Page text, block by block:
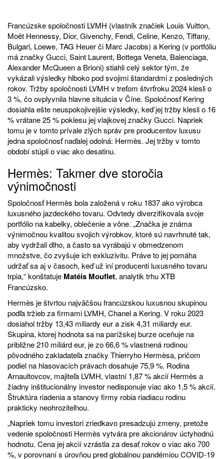
Francúzske spoločnosti LVMH (vlastník značiek Louis Vuitton,
Moët Hennessy, Dior, Givenchy, Fendi, Celine, Kenzo, Tiffany,
Bulgari, Loewe, TAG Heuer či Marc Jacobs) a Kering (v portfóliu
má značky Gucci, Saint Laurent, Bottega Veneta, Balenciaga,
Alexander McQueen a Brioni) stiahli celý sektor tým, že
vykázali výsledky hlboko pod svojimi štandardmi z posledných
rokov. Tržby spoločnosti LVMH v treťom štvrťroku 2024 klesli o
3 %, čo ovplyvnila hlavne situácia v Číne. Spoločnosť Kering
dosiahla ešte neuspokojivejšie výsledky, keď jej tržby klesli o 16
% vrátane 25 % poklesu jej vlajkovej značky Gucci. Napriek
tomu je v tomto prívale zlých správ pre producentov luxusu
jedna spoločnosť naďalej odolná: Hermès. Jej tržby v tomto
období stúpli o viac ako desatinu.
Hermès: Takmer dve storočia
výnimočnosti
Spoločnosť Hermès bola založená v roku 1837 ako výrobca
luxusného jazdeckého tovaru. Odvtedy diverzifikovala svoje
portfólio na kabelky, oblečenie a vône. „Značka je známa
výnimočnou kvalitou svojich výrobkov, ktoré sú navrhnuté tak,
aby vydržali dlho, a často sa vyrábajú v obmedzenom
množstve, čo zvyšuje ich exkluzivitu. Práve to jej pomáha
udržať sa aj v časoch, keď už iní producenti luxusného tovaru
trpia,“ konštatuje Matéis Mouflet, analytik trhu XTB
Francúzsko.
Hermès je štvrtou najväčšou francúzskou luxusnou skupinou
podľa tržieb za firmami LVMH, Chanel a Kering. V roku 2023
dosiahol tržby 13,43 miliardy eur a zisk 4,31 miliardy eur.
Skupina, ktorej hodnota sa na parížskej burze oceňuje na
približne 210 miliárd eur, je zo 66,6 % vlastnená rodinou
pôvodného zakladateľa značky Thierryho Hermèsa, pričom
podiel na hlasovacích právach dosahuje 75,9 %. Rodina
Arnaultovcov, majiteľa LVMH, vlastní 1,87 % akcií Hermès a
žiadny inštitucionálny investor nedisponuje viac ako 1,5 % akcií.
Štruktúra riadenia a stanovy firmy robia riadiacu rodinu
prakticky neohroziteľnou.
„Napriek tomu investori zriedkavo presadzujú zmeny, pretože
vedenie spoločnosti Hermès vytvára pre akcionárov úctyhodnú
hodnotu. Cena jej akcií vzrástla za desať rokov o viac ako 700
%, v porovnaní s úrovňou pred globálnou pandémiou COVID-19